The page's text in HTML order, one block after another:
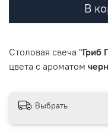
В
Столовая свеча "Гриб
цвета с ароматом
Выбрать